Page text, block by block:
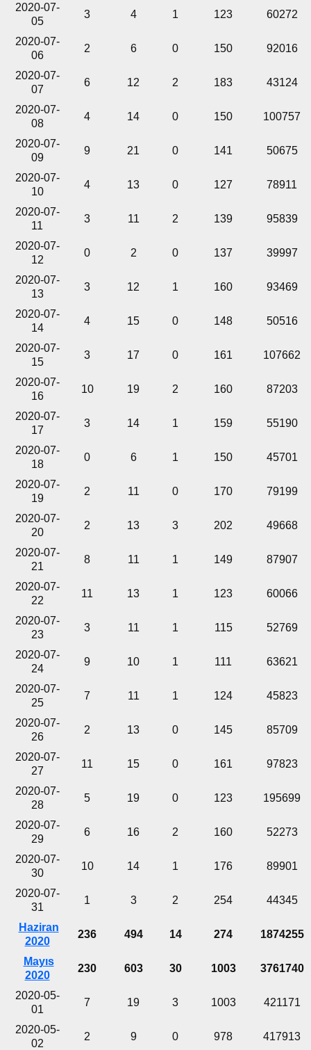
2020-07-
05
3 4 1 123 60272
2020-07-
06
2 6 0 150 92016
2020-07-
07
6 12 2 183 43124
2020-07-
08
4 14 0 150 100757
2020-07-
09
9 21 0 141 50675
2020-07-
10
4 13 0 127 78911
2020-07-
11
3 11 2 139 95839
2020-07-
12
0 2 0 137 39997
2020-07-
13
3 12 1 160 93469
2020-07-
14
4 15 0 148 50516
2020-07-
15
3 17 0 161 107662
2020-07-
16
10 19 2 160 87203
2020-07-
17
3 14 1 159 55190
2020-07-
18
0 6 1 150 45701
2020-07-
19
2 11 0 170 79199
2020-07-
20
2 13 3 202 49668
2020-07-
21
8 11 1 149 87907
2020-07-
22
11 13 1 123 60066
2020-07-
23
3 11 1 115 52769
2020-07-
24
9 10 1 111 63621
2020-07-
25
7 11 1 124 45823
2020-07-
26
2 13 0 145 85709
2020-07-
27
11 15 0 161 97823
2020-07-
28
5 19 0 123 195699
2020-07-
29
6 16 2 160 52273
2020-07-
30
10 14 1 176 89901
2020-07-
31
1 3 2 254 44345
Haziran
2020
236 494 14 274 1874255
Mayıs
2020
230 603 30 1003 3761740
2020-05-
01
7 19 3 1003 421171
2020-05-
02
2 9 0 978 417913